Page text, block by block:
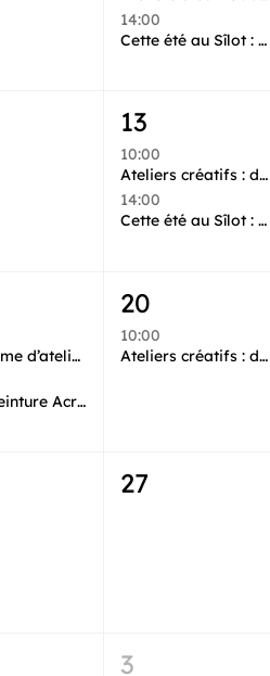
14:00
Cette été au Sîlot : Ateliers d’initiation à la gravure
13
10:00
Ateliers créatifs : découvrez l’art et l’histoire en créant !
14:00
Cette été au Sîlot : Ateliers d’initiation à la gravure
Programme d’ateliers créatifs – Juillet & Août avec La Fabrik Onirique
Atelier Peinture Acrylique avec Manon et la Fabrik Onirique !
20
10:00
Ateliers créatifs : découvrez l’art et l’histoire en créant !
27
3